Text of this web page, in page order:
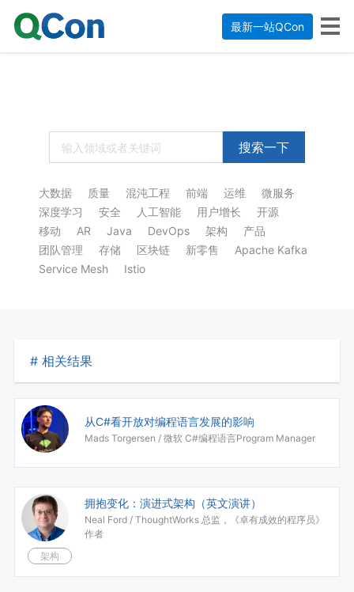
最新一站QCon
搜索一下
大数据 质量 混沌工程 前端 运维
微服务
深度学习
安全 人工智能 用户增长
开源
移动
AR Java DevOps 架构
产品
团队管理
存储 区块链 新零售
Apache Kafka
Service Mesh
Istio
# 相关结果
从C#看开放对编程语言发展的影响
Mads Torgersen / 微软 C#编程语言Program Manager
拥抱变化：演进式架构（英文演讲）
Neal Ford / ThoughtWorks 总监，《卓有成效的程序员》
作者
架构